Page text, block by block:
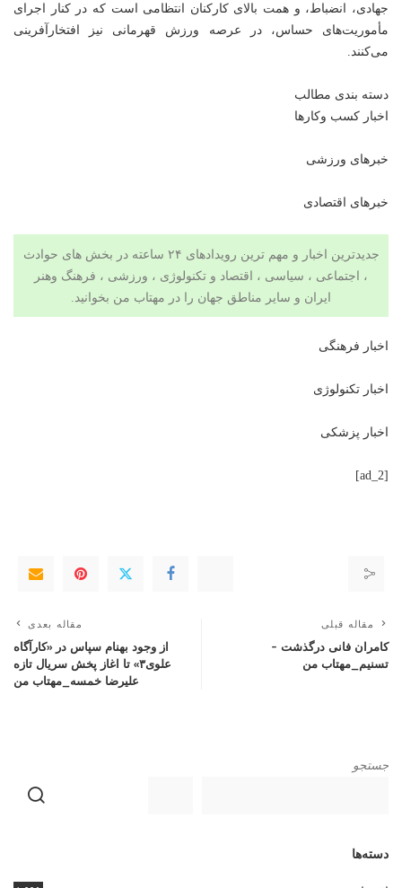
جهادی، انضباط، و همت بالای کارکنان انتظامی است که در کنار اجرای
مأموریت‌های حساس، در عرصه ورزش قهرمانی نیز افتخارآفرینی
می‌کنند.
دسته بندی مطالب
اخبار کسب وکارها
خبرهای ورزشی
خبرهای اقتصادی
جدیدترین اخبار و مهم ترین رویدادهای ۲۴ ساعته در بخش های حوادث
، اجتماعی ، سیاسی ، اقتصاد و تکنولوژی ، ورزشی ، فرهنگ وهنر
ایران و سایر مناطق جهان را در مهتاب من بخوانید.
اخبار فرهنگی
اخبار تکنولوژی
اخبار پزشکی
[ad_2]
مقاله قبلی
کامران فانی درگذشت –
تسنیم_مهتاب من
مقاله بعدی
از وجود بهنام سپاس در «کارآگاه
علوی۳» تا اغاز پخش سریال تازه
علیرضا خمسه_مهتاب من
جستجو
دسته‌ها